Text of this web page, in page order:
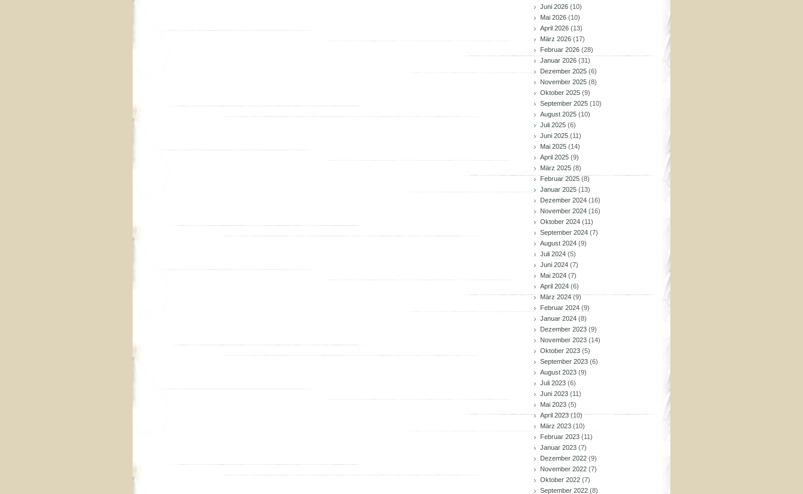
Juni 2026 (10)
Mai 2026 (10)
April 2026 (13)
März 2026 (17)
Februar 2026 (28)
Januar 2026 (31)
Dezember 2025 (6)
November 2025 (8)
Oktober 2025 (9)
September 2025 (10)
August 2025 (10)
Juli 2025 (6)
Juni 2025 (11)
Mai 2025 (14)
April 2025 (9)
März 2025 (8)
Februar 2025 (8)
Januar 2025 (13)
Dezember 2024 (16)
November 2024 (16)
Oktober 2024 (11)
September 2024 (7)
August 2024 (9)
Juli 2024 (5)
Juni 2024 (7)
Mai 2024 (7)
April 2024 (6)
März 2024(9)
Februar 2024 (9)
Januar 2024 (8)
Dezember 2023 (9)
November 2023 (14)
Oktober 2023 (5)
September 2023 (6)
August 2023 (9)
Juli 2023 (6)
Juni 2023 (11)
Mai 2023 (5)
April 2023(10)
März 2023 (10)
Februar 2023 (11)
Januar 2023 (7)
Dezember 2022 (9)
November 2022 (7)
Oktober 2022 (7)
September 2022 (8)